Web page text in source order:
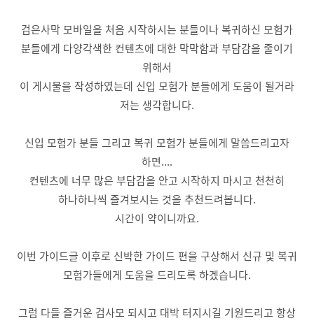
검은사막 모바일을 처음 시작하시는 분들이나 복귀하신 모험가
분들에게 다양각색한 컨텐츠에 대한 막막함과 부담감을 줄이기
위해서
이 게시물을 작성하였는데 신입 모험가 분들에게 도움이 될거라
저는 생각합니다.
신입 모험가 분들 그리고 복귀 모험가 분들에게 말씀드리고자
하면....
컨텐츠에 너무 많은 부담감을 안고 시작하지 마시고 천천히
하나하나씩 즐겨보시는 것을 추천드려봅니다.
시간이 약이니까요.
이번 가이드글 이후로 신박한 가이드 편을 구상해서 신규 및 복귀
모험가들에게 도움을 드리도록 하겠습니다.
그럼 다들 즐거운 검사모 되시고 대박 터지시길 기원드리고 항상